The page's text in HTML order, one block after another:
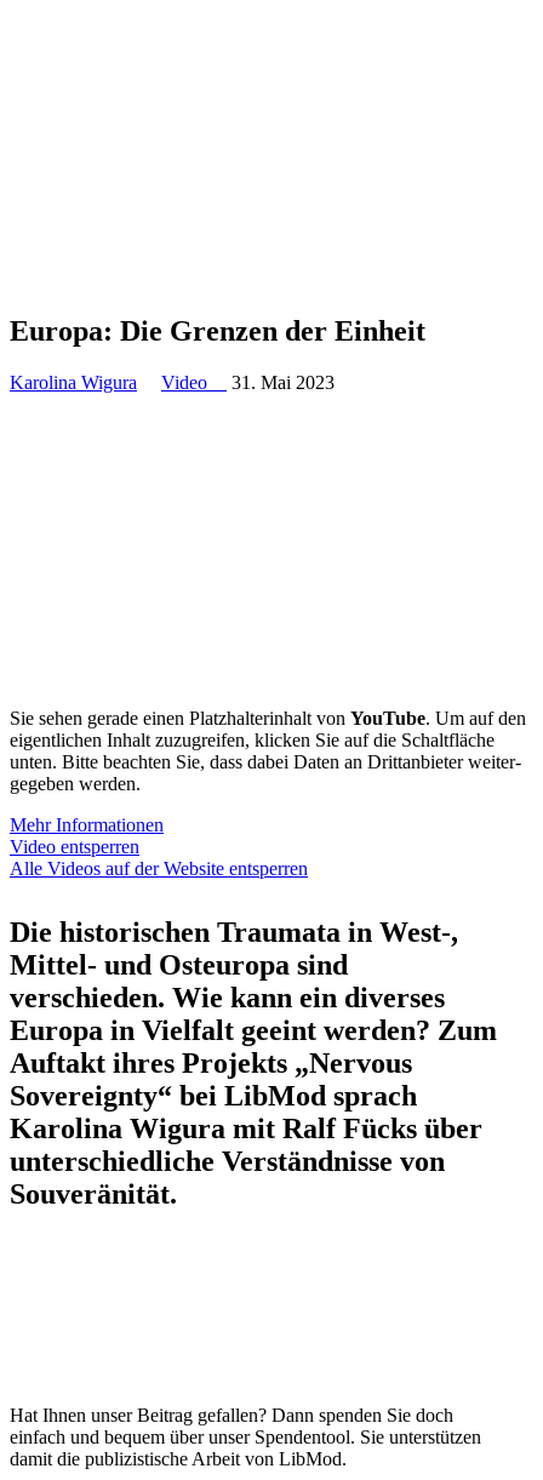
Europa: Die Grenzen der Einheit
Karolina Wigura Video 31. Mai 2023
Sie sehen gerade einen Platz­hal­ter­inhalt von YouTube. Um auf den
eigent­lichen Inhalt zuzugreifen, klicken Sie auf die Schalt­fläche
unten. Bitte beachten Sie, dass dabei Daten an Dritt­an­bieter weiter­
ge­geben werden.
Mehr Infor­ma­tionen
Video entsperren
Alle Videos auf der Website entsperren
Die histo­ri­schen Traumata in West‑,
Mittel- und Osteuropa sind
verschieden. Wie kann ein diverses
Europa in Vielfalt geeint werden? Zum
Auftakt ihres Projekts „Nervous
Sovereignty“ bei LibMod sprach
Karolina Wigura mit Ralf Fücks über
unter­schied­liche Verständ­nisse von
Souveränität.
Hat Ihnen unser Beitrag gefallen? Dann spenden Sie doch
einfach und bequem über unser Spendentool. Sie unter­stützen
damit die publi­zis­tische Arbeit von LibMod.